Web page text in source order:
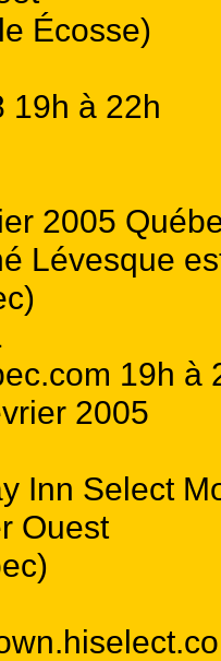
Écosse)
19h à 22h
2005
Lévesque
19h à
2005
Inn Select
Ouest